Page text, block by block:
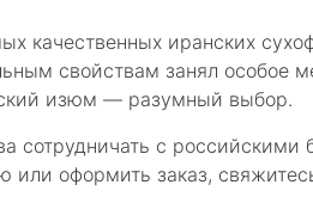
иранских
свойствам занял
изюм — разумный выбор.
сотрудничать с
или оформить заказ,